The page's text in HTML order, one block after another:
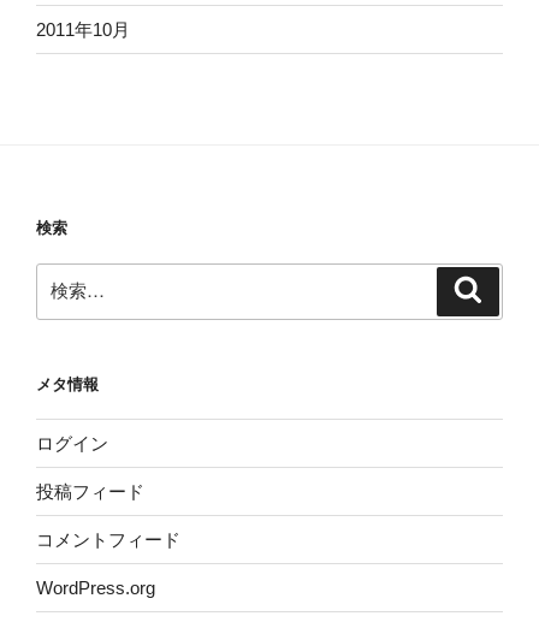
2011年10月
検索
索:
メタ情報
ログイン
投稿フィード
コメントフィード
WordPress.org